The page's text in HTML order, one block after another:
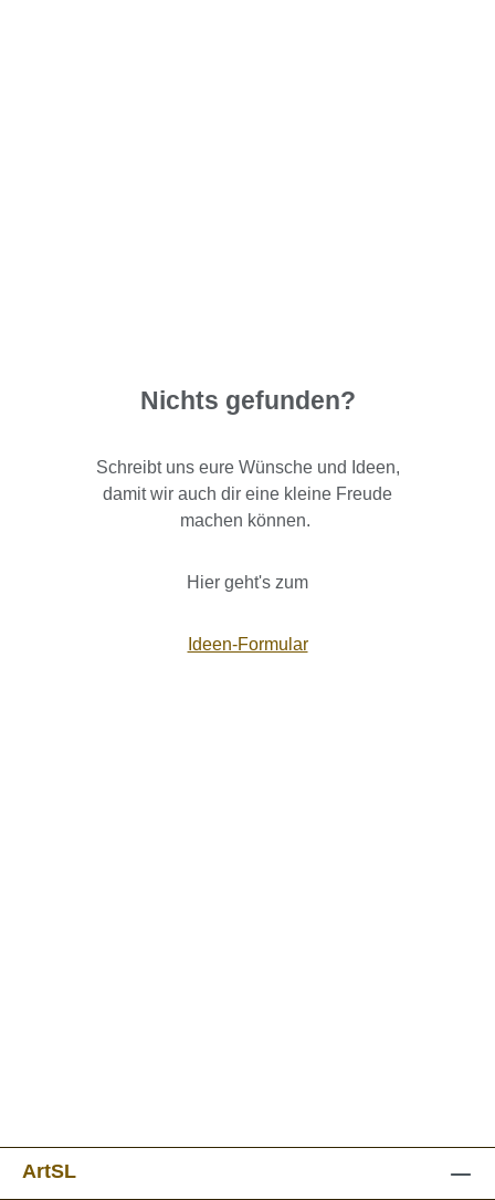
Nichts gefunden?
Schreibt uns eure Wünsche und Ideen,
damit wir auch dir eine kleine Freude
machen können.
Hier geht's zum
Ideen-Formular
ArtSL